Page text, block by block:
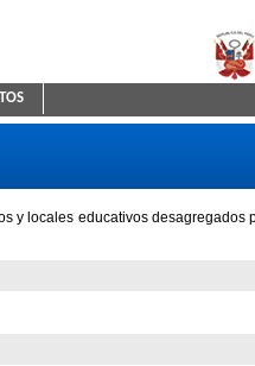
y locales educativos desagregados